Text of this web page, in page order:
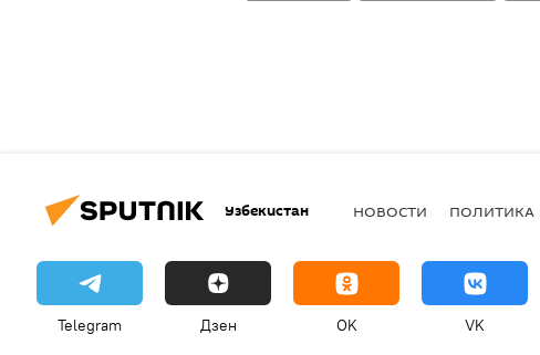
Узбекистан НОВОСТИ ПОЛИТИКА
Telegram Дзен OK VK